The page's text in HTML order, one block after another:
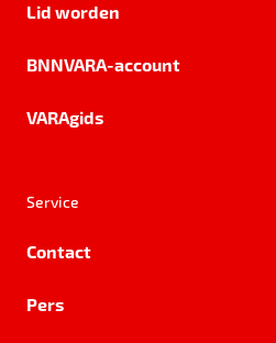
Lid worden
BNNVARA-account
VARAgids
Service
Contact
Pers